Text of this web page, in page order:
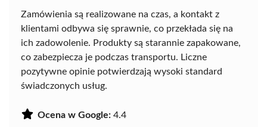
Zamówienia są realizowane na czas, a kontakt z
klientami odbywa się sprawnie, co przekłada się na
ich zadowolenie. Produkty są starannie zapakowane,
co zabezpiecza je podczas transportu. Liczne
pozytywne opinie potwierdzają wysoki standard
świadczonych usług.
Ocena w Google: 4.4